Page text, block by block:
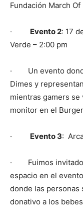
Fundación March Of
· Evento 2: 17
Verde – 2:00 pm
· Un evento
Dimes y
mientras gamers
monitor en el
· Evento 3:
· Fuimos
espacio en el
donde las personas
donativo a los